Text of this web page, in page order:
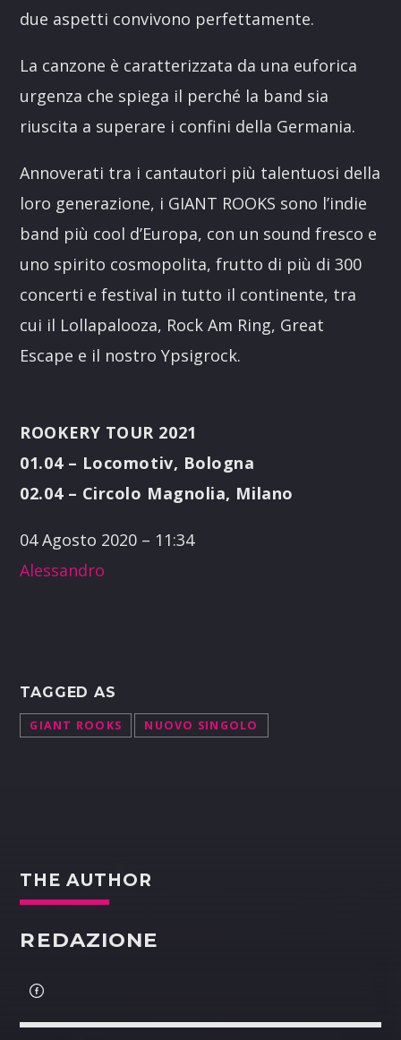
due aspetti convivono perfettamente.
La canzone è caratterizzata da una euforica
urgenza che spiega il perché la band sia
riuscita a superare i confini della Germania.
Annoverati tra i cantautori più talentuosi della
loro generazione, i GIANT ROOKS sono l’indie
band più cool d’Europa, con un sound fresco e
uno spirito cosmopolita, frutto di più di 300
concerti e festival in tutto il continente, tra
cui il Lollapalooza, Rock Am Ring, Great
Escape e il nostro Ypsigrock.
ROOKERY TOUR 2021
01.04 – Locomotiv, Bologna
02.04 – Circolo Magnolia, Milano
04 Agosto 2020 – 11:34
Alessandro
TAGGED AS
GIANT ROOKS NUOVO SINGOLO
THE AUTHOR
REDAZIONE